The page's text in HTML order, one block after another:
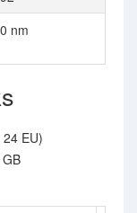
nm
EU)